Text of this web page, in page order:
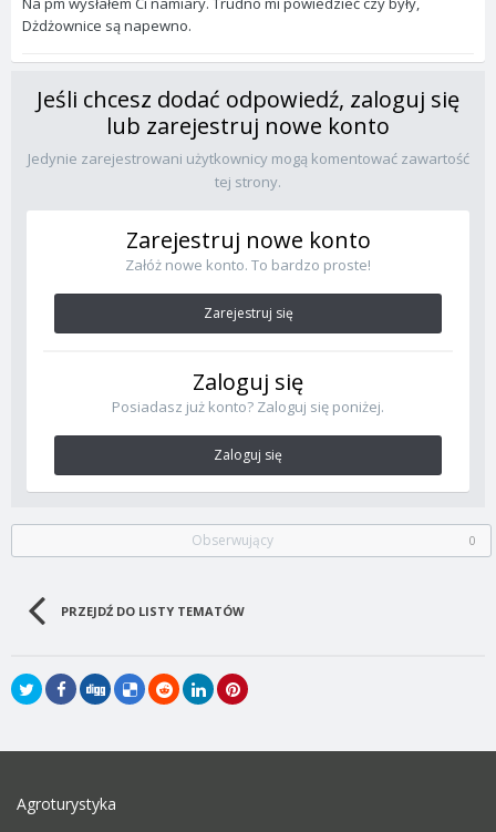
Dżdżownice są napewno.
Jeśli chcesz dodać odpowiedź, zaloguj się
lub zarejestruj nowe konto
Jedynie zarejestrowani użytkownicy mogą komentować zawartość
tej strony.
Zarejestruj nowe konto
Załóż nowe konto. To bardzo proste!
Zarejestruj się
Zaloguj się
Posiadasz już konto? Zaloguj się poniżej.
Zaloguj się
Obserwujący 0
PRZEJDŹ DO LISTY TEMATÓW
Agroturystyka